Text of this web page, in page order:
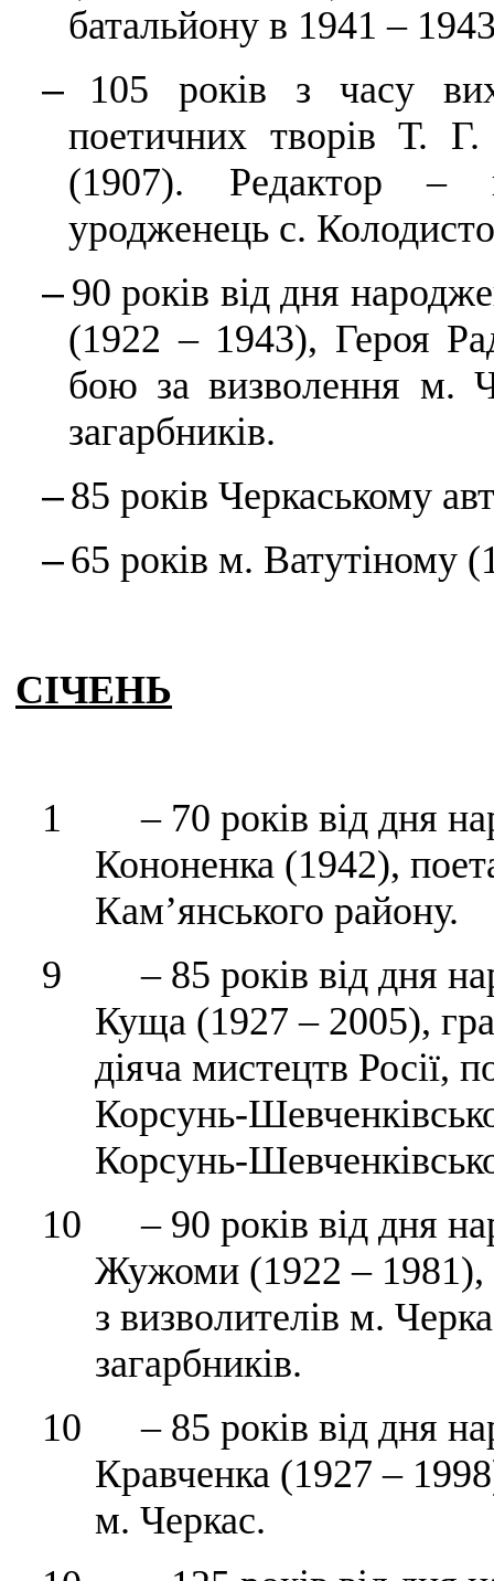
батальйону в 1941 –
–
105 років з часу
поетичних творів Т.
(1907). Редактор
уродженець с.
– 90 років від дня
(1922 – 1943), Героя
бою за визволення м.
загарбників.
–85 років Черкаському
–65 років м. Ватутіному
СІЧЕНЬ
1 – 70 років від дня
Кононенка (1942),
Кам’янського району.
9 – 85 років від дня
Куща (1927 – 2005),
діяча мистецтв Росії,
Корсунь-
Корсунь-
10 – 90 років від дня
Жужоми (1922 – 1981),
з визволителів м.
загарбників.
10 – 85 років від дня
Кравченка (1927 –
м. Черкас.